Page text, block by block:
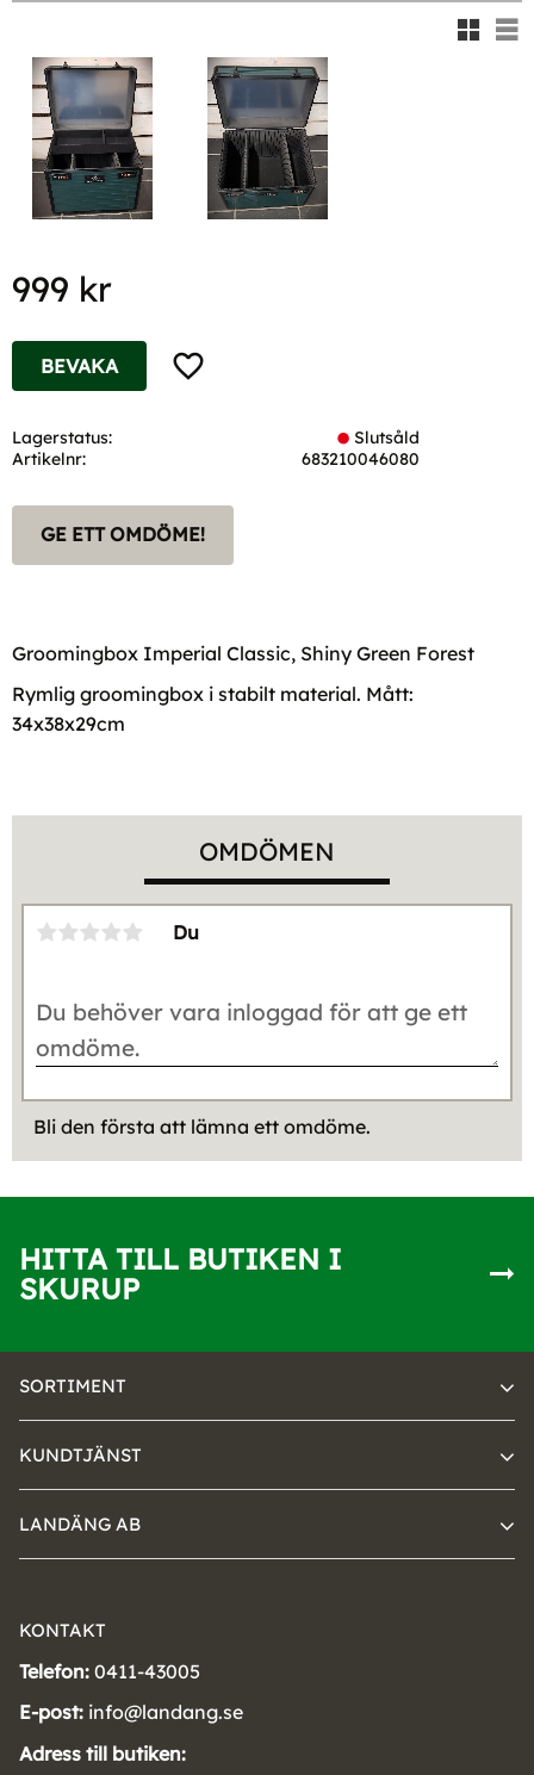
999 kr
Lägg till i favoriter
BEVAKA
Lagerstatus
Slutsåld
Artikelnr
683210046080
GE ETT OMDÖME!
Groomingbox Imperial Classic, Shiny Green Forest
Rymlig groomingbox i stabilt material. Mått:
34x38x29cm
OMDÖMEN
Du
Bli den första att lämna ett omdöme.
HITTA TILL BUTIKEN I
SKURUP
SORTIMENT
KUNDTJÄNST
LANDÄNG AB
KONTAKT
Telefon: 0411-43005
E-post: info@landang.se
Adress till butiken: